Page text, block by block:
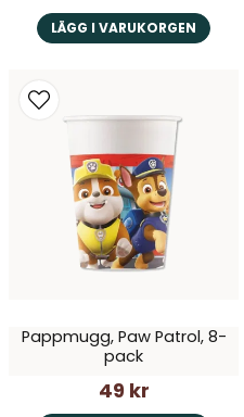
LÄGG I VARUKORGEN
Pappmugg, Paw Patrol, 8-
pack
49 kr